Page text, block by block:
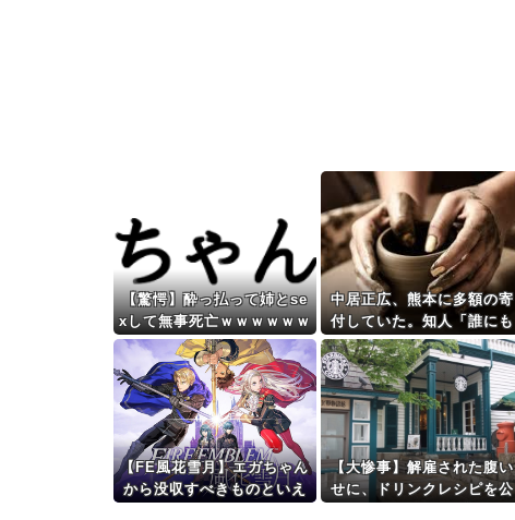
【驚愕】酔っ払って姉とse
xして無事死亡ｗｗｗｗｗｗ
ｗｗｗｗwwww
中居正広、熊本に多額の寄
付していた。知人「誰にも
知られなくてもいい、と公
表してない」
【FE風花雪月】エガちゃん
から没収すべきものといえ
【大惨事】解雇された腹い
せに、ドリンクレシピを公